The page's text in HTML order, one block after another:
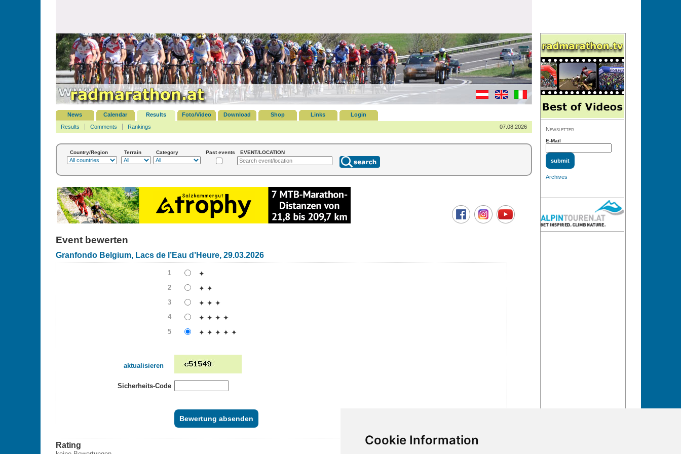
News Calendar Results Foto/Video Download Shop Links
Login
Results
Comments Rankings 07.08.2026
Country/Region Terrain Category Past events EVENT/LOCATION
Event bewerten
Granfondo Belgium, Lacs de l’Eau d’Heure, 29.03.2026
1 ✦
2 ✦ ✦
3 ✦ ✦ ✦
4 ✦ ✦ ✦ ✦
5 ✦ ✦ ✦ ✦ ✦
aktualisieren
Sicherheits-Code
Rating
Newsletter
E-Mail
Archives